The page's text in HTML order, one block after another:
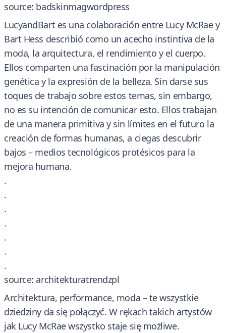
source: badskinmagwordpress
LucyandBart es una colaboración entre Lucy McRae y
Bart Hess describió como un acecho instintiva de la
moda, la arquitectura, el rendimiento y el cuerpo.
Ellos comparten una fascinación por la manipulación
genética y la expresión de la belleza. Sin darse sus
toques de trabajo sobre estos temas, sin embargo,
no es su intención de comunicar esto. Ellos trabajan
de una manera primitiva y sin límites en el futuro la
creación de formas humanas, a ciegas descubrir
bajos – medios tecnológicos protésicos para la
mejora humana.
.
.
.
.
.
.
.
source: architekturatrendzpl
Architektura, performance, moda – te wszystkie
dziedziny da się połączyć. W rękach takich artystów
jak Lucy McRae wszystko staje się możliwe.